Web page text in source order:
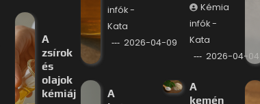
A
zsírok
és
olajok
kémiáj
infók -
Kata
2026-04-09
Kémia
infók -
Kata
2026-04-04
A
A
kemén